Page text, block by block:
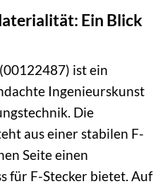
Ein Blick
ist ein
Ingenieurskunst
Die
aus einer stabilen F-
Seite einen
für F-Stecker bietet. Auf